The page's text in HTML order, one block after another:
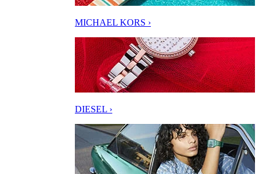
MICHAEL KORS ›
DIESEL ›